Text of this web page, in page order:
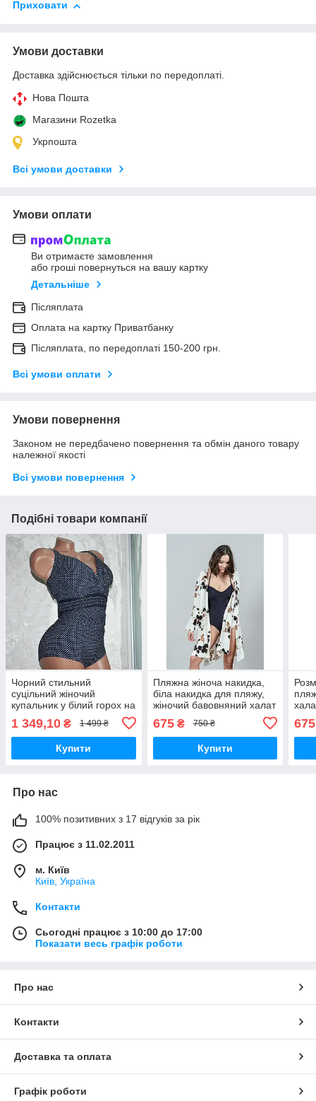
Приховати
Умови доставки
Доставка здійснюється тільки по передоплаті.
Нова Пошта
Магазини Rozetka
Укрпошта
Всі умови доставки
Умови оплати
Ви отримаєте замовлення
або гроші повернуться на вашу картку
Детальніше
Післяплата
Оплата на картку Приватбанку
Післяплата, по передоплаті 150-200 грн.
Всі умови оплати
Умови повернення
Законом не передбачено повернення та обмін даного товару
належної якості
Всі умови повернення
Подібні товари компанії
Чорний стильний
суцільний жіночий
купальник у білий горох на
1 349,10 ₴ 1 499 ₴
Купити
Пляжна жіноча накидка,
біла накидка для пляжу,
жіночий бавовняний халат
675₴ 750 ₴
Купити
675
Про нас
100% позитивних з 17 відгуків за рік
Працює з 11.02.2011
м. Київ
Київ, Україна
Контакти
Сьогодні працює з 10:00 до 17:00
Показати весь графік роботи
Про нас
Контакти
Доставка та оплата
Графік роботи